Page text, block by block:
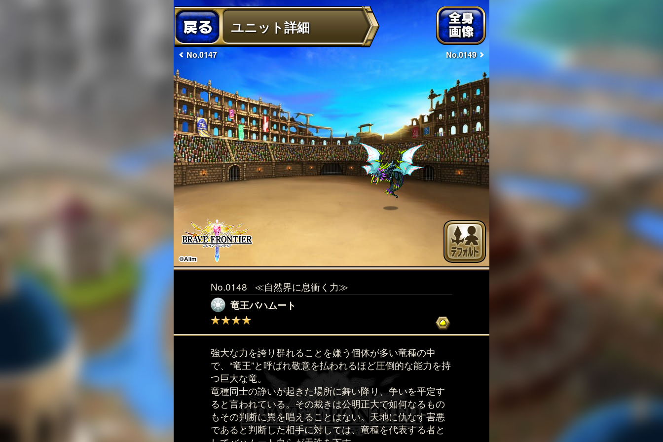
ユニット詳細
No.0147 No.0149
No.0148 ≪自然界に息衝く力≫
竜王バハムート
強大な力を誇り群れることを嫌う個体が多い竜種の中
で、“竜王”と呼ばれ敬意を払われるほど圧倒的な能力を持
つ巨大な竜。
竜種同士の諍いが起きた場所に舞い降り、争いを平定す
ると言われている。その裁きは公明正大で如何なるもの
もその判断に異を唱えることはない。天地に仇なす害悪
であると判断した相手に対しては、竜種を代表する者と